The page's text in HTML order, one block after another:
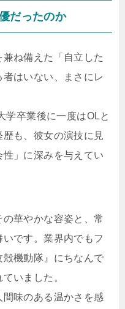
だったのか
ね備えた「自立した
はいない、まさにレ
学卒業後に一度はOLと
も、彼女の演技に見
」に深みを与えてい
華やかな容姿と、常
です。業界内でもフ
殻機動隊』にちなんで
いました。
味のある温かさを感